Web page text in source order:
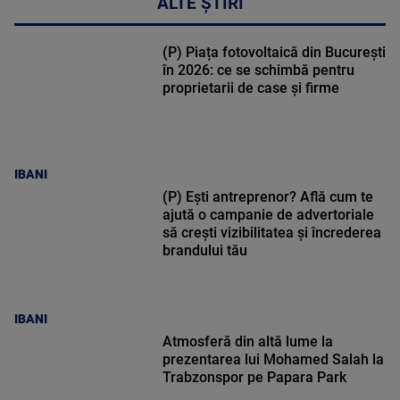
IBANI
(P) Piața fotovoltaică din București
în 2026: ce se schimbă pentru
proprietarii de case și firme
IBANI
(P) Ești antreprenor? Află cum te
ajută o campanie de advertoriale
să crești vizibilitatea și încrederea
brandului tău
Atmosferă din altă lume la
prezentarea lui Mohamed Salah la
Trabzonspor pe Papara Park